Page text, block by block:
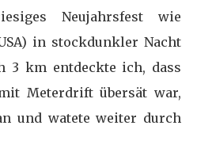
Neujahrsfest wie
in stockdunkler Nacht
3 km entdeckte ich, dass
Meterdrift übersät war,
und watete weiter durch